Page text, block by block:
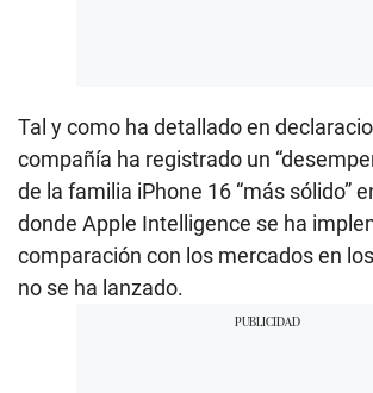
Tal y como ha detallado en
compañía ha registrado un
de la familia iPhone 16 “más sólido”
donde Apple Intelligence se ha
comparación con los mercados en
no se ha lanzado.